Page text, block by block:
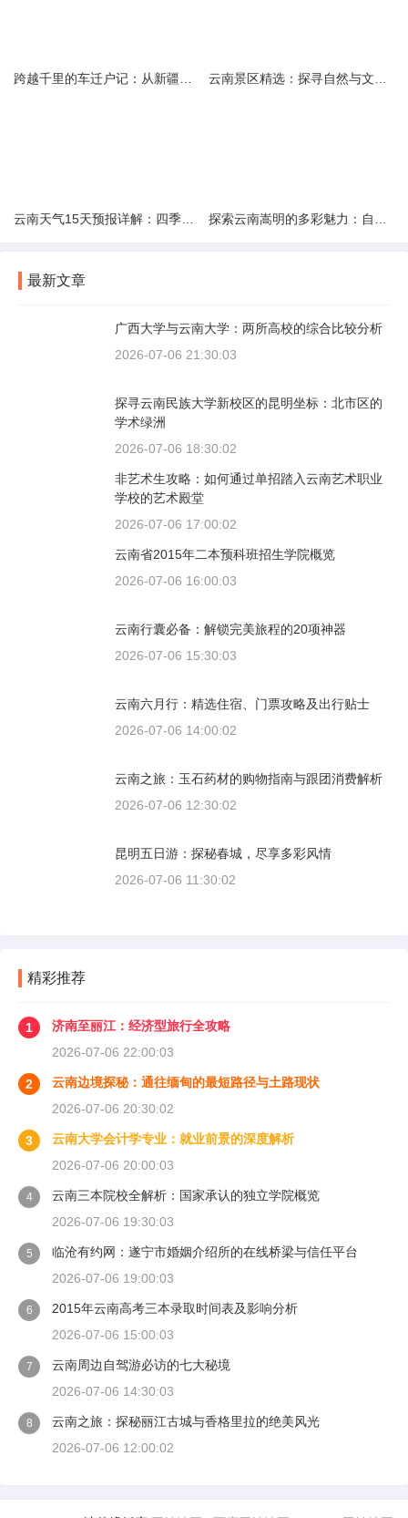
最新文章
广西大学与云南大学：两所高校的综合比较分析
2026-07-06 21:30:03
探寻云南民族大学新校区的昆明坐标：北市区的
学术绿洲
2026-07-06 18:30:02
非艺术生攻略：如何通过单招踏入云南艺术职业
学校的艺术殿堂
2026-07-06 17:00:02
云南省2015年二本预科班招生学院概览
2026-07-06 16:00:03
云南行囊必备：解锁完美旅程的20项神器
2026-07-06 15:30:03
云南六月行：精选住宿、门票攻略及出行贴士
2026-07-06 14:00:02
云南之旅：玉石药材的购物指南与跟团消费解析
2026-07-06 12:30:02
昆明五日游：探秘春城，尽享多彩风情
2026-07-06 11:30:02
精彩推荐
1
济南至丽江：经济型旅行全攻略
2026-07-06 22:00:03
2
云南边境探秘：通往缅甸的最短路径与土路现状
2026-07-06 20:30:02
3
云南大学会计学专业：就业前景的深度解析
2026-07-06 20:00:03
4
云南三本院校全解析：国家承认的独立学院概览
2026-07-06 19:30:03
5
临沧有约网：遂宁市婚姻介绍所的在线桥梁与信任平台
2026-07-06 19:00:03
6
2015年云南高考三本录取时间表及影响分析
2026-07-06 15:00:03
7
云南周边自驾游必访的七大秘境
2026-07-06 14:30:03
8
云南之旅：探秘丽江古城与香格里拉的绝美风光
2026-07-06 12:00:02